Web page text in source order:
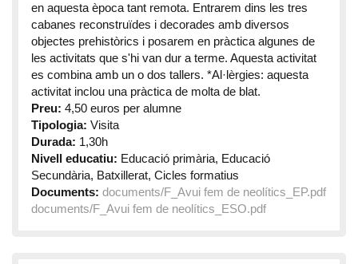
en aquesta època tant remota. Entrarem dins les tres
cabanes reconstruïdes i decorades amb diversos
objectes prehistòrics i posarem en pràctica algunes de
les activitats que s'hi van dur a terme. Aquesta activitat
es combina amb un o dos tallers. *Al·lèrgies: aquesta
activitat inclou una pràctica de molta de blat.
Preu: 4,50 euros per alumne
Tipologia: Visita
Durada: 1,30h
Nivell educatiu: Educació primària, Educació
Secundària, Batxillerat, Cicles formatius
Documents: documents/F_Avui fem de neolítics_EP.pdf
documents/F_Avui fem de neolítics_ESO.pdf